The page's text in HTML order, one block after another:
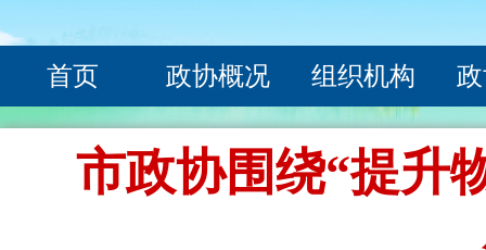
首页 政协概况 组织机构
市政协围绕“提升